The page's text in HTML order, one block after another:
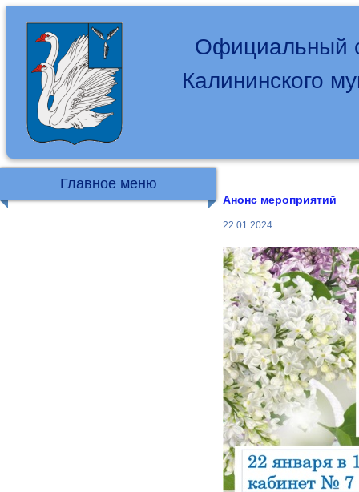
Официальный
Калининского
Анонс мероприятий
22.01.2024
Главное меню